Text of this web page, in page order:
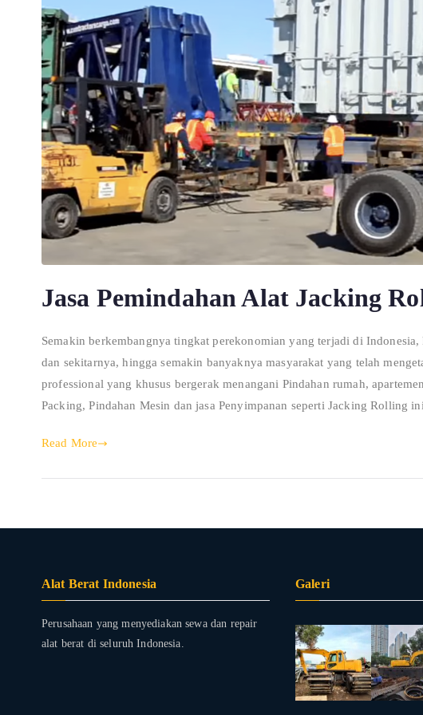
Jasa Pemindahan Alat Jacking
Semakin berkembangnya tingkat perekonomian yang terjadi di
dan sekitarnya, hingga semakin banyaknya masyarakat yang telah
professional yang khusus bergerak menangani Pindahan rumah,
Packing, Pindahan Mesin dan jasa Penyimpanan seperti Jacking Rolling
Read More
Alat Berat Indonesia
Perusahaan yang menyediakan sewa dan repair
alat berat di seluruh Indonesia.
Galeri